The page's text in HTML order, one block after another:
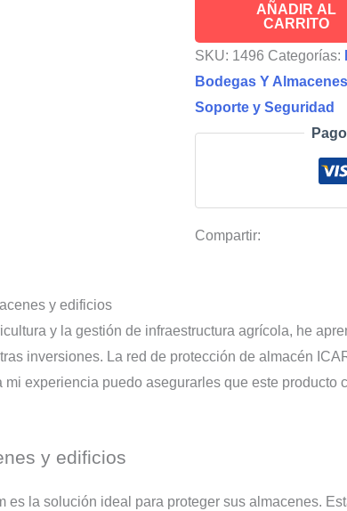
Almacenes
ICARO®
cantidad
AÑADIR AL
CARRITO
SKU: 1496 Categorías:
Bodegas Y Almacenes
Soporte y Seguridad
Compartir:
y edificios
y la gestión de infraestructura agrícola, he
inversiones. La red de protección de almacén
experiencia puedo asegurarles que este producto
y edificios
es la solución ideal para proteger sus almacenes.